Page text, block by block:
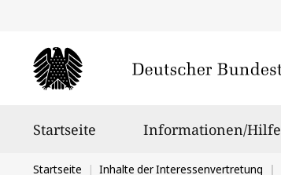
Startseite Informationen/Hilfe
Sie
Startseite Inhalte der Interessenvertretung